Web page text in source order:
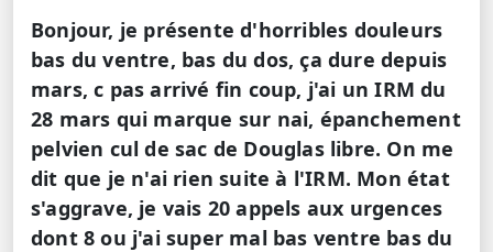
Bonjour, je présente d'horribles douleurs
bas du ventre, bas du dos, ça dure depuis
mars, c pas arrivé fin coup, j'ai un IRM du
28 mars qui marque sur nai, épanchement
pelvien cul de sac de Douglas libre. On me
dit que je n'ai rien suite à l'IRM. Mon état
s'aggrave, je vais 20 appels aux urgences
dont 8 ou j'ai super mal bas ventre bas du